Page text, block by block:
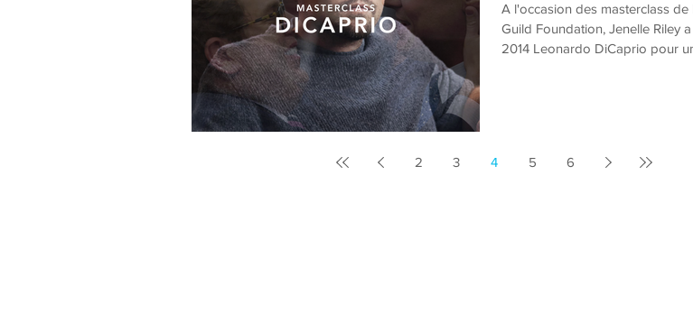
A l'occasion des masterclass de
Guild Foundation, Jenelle Riley
2014 Leonardo DiCaprio pour
2 3 4 5 6